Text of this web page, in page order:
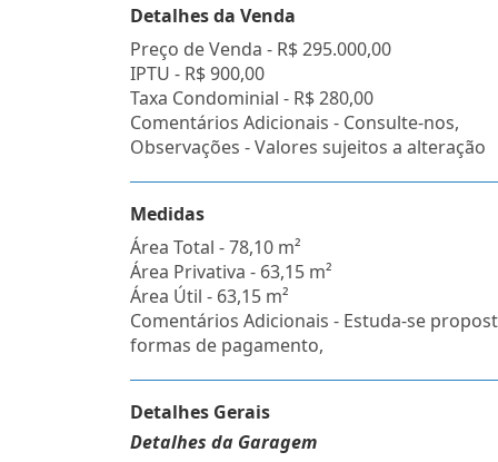
Detalhes da Venda
Preço de Venda - R$ 295.000,00
IPTU - R$ 900,00
Taxa Condominial - R$ 280,00
Comentários Adicionais - Consulte-nos,
Observações - Valores sujeitos a alteração
Medidas
Área Total - 78,10 m²
Área Privativa - 63,15 m²
Área Útil - 63,15 m²
Comentários Adicionais - Estuda-se
formas de pagamento,
Detalhes Gerais
Detalhes da Garagem